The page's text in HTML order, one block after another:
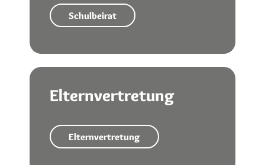
Schulbeirat
Elternvertretung
Elternvertretung